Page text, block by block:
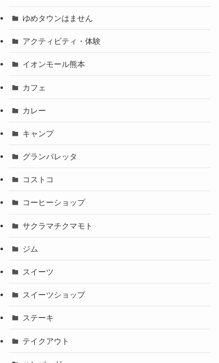
ゆめタウンはません
アクティビティ・体験
イオンモール熊本
カフェ
カレー
キャンプ
グランパレッタ
コストコ
コーヒーショップ
サクラマチクマモト
ジム
スイーツ
スイーツショップ
ステーキ
テイクアウト